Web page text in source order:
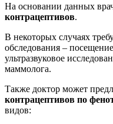
На основании данных
контрацептивов.
В некоторых случаях
обследования –
ультразвуковое
маммолога.
Также доктор может
контрацептивов по
видов: